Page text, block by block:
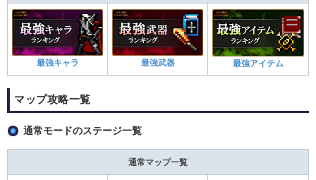
最強キャラ 最強武器 最強アイテム
マップ攻略一覧
通常モードのステージ一覧
通常マップ一覧